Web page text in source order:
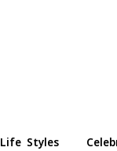
Life Styles